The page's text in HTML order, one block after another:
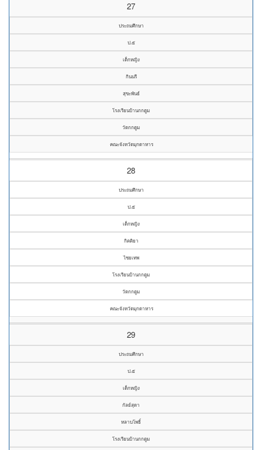
27
ประถมศึกษา
ป.๕
เด็กหญิง
กินนรี
สุขะพันธ์
โรงเรียนบ้านกกตูม
วัดกกตูม
คณะจังหวัดมุกดาหาร
28
ประถมศึกษา
ป.๕
เด็กหญิง
กิตติยา
ไชยเทพ
โรงเรียนบ้านกกตูม
วัดกกตูม
คณะจังหวัดมุกดาหาร
29
ประถมศึกษา
ป.๕
เด็กหญิง
กัลย์สุดา
หลาบโพธิ์
โรงเรียนบ้านกกตูม